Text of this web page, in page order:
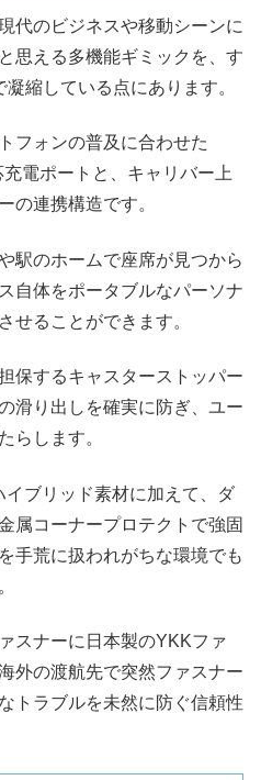
代のビジネスや移動シーンに
思える多機能ギミックを、す
縮している点にあります。
フォンの普及に合わせた
電ポートと、キャリバー上
の連携構造です。
駅のホームで座席が見つから
自体をポータブルなパーソナ
せることができます。
保するキャスターストッパー
滑り出しを確実に防ぎ、ユー
らします。
ブリッド素材に加えて、ダ
属コーナープロテクトで強固
手荒に扱われがちな環境でも
スナーに日本製のYKKファ
外の渡航先で突然ファスナー
トラブルを未然に防ぐ信頼性